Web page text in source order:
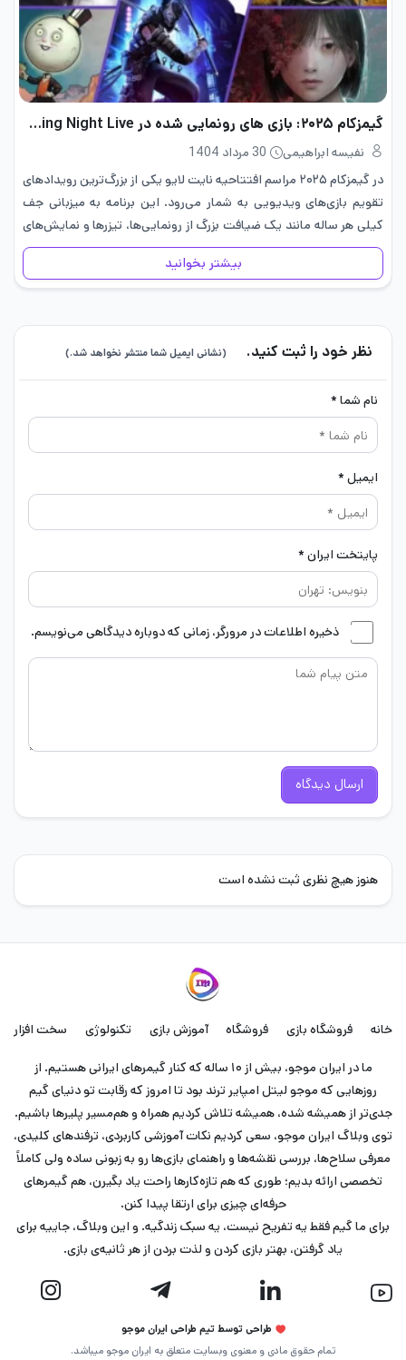
گیمزکام ۲۰۲۵: بازی های رونمایی شده در Opening Night Live
نفیسه ابراهیمی
30 مرداد 1404
در گیمزکام ۲۰۲۵ مراسم افتتاحیه نایت لایو یکی از بزرگ‌ترین رویدادهای
تقویم بازی‌های ویدیویی به شمار می‌رود. این برنامه به میزبانی جف
کیلی هر ساله مانند یک ضیافت بزرگ از رونمایی‌ها، تیزرها و نمایش‌های
تازه‌ی گیم‌پلی برگزار می‌شود. این رویداد…
بیشتر بخوانید
نظر خود را ثبت کنید. (نشانی ایمیل شما منتشر نخواهد شد.)
نام شما *
ایمیل *
پایتخت ایران *
ذخیره اطلاعات در مرورگر، زمانی که دوباره دیدگاهی می‌نویسم.
ارسال دیدگاه
هنوز هیچ نظری ثبت نشده است
خانه فروشگاه بازی فروشگاه آموزش بازی تکنولوژی سخت افزار
ما در ایران موجو، بیش از ۱۰ ساله که کنار گیمرهای ایرانی هستیم. از
روزهایی که موجو لیتل امپایر ترند بود تا امروز که رقابت تو دنیای گیم
جدی‌تر از همیشه شده، همیشه تلاش کردیم همراه و هم‌مسیر پلیرها باشیم.
توی وبلاگ ایران موجو، سعی کردیم نکات آموزشی کاربردی، ترفندهای کلیدی،
معرفی سلاح‌ها، بررسی نقشه‌ها و راهنمای بازی‌ها رو به زبونی ساده ولی کاملاً
تخصصی ارائه بدیم؛ طوری که هم تازه‌کارها راحت یاد بگیرن، هم گیمرهای
حرفه‌ای چیزی برای ارتقا پیدا کنن.
برای ما گیم فقط یه تفریح نیست، یه سبک زندگیه. و این وبلاگ، جاییه برای
یاد گرفتن، بهتر بازی کردن و لذت بردن از هر ثانیه‌ی بازی.
طراحی توسط تیم طراحی ایران موجو
تمام حقوق مادی و معنوی وبسایت متعلق به ایران موجو میباشد.